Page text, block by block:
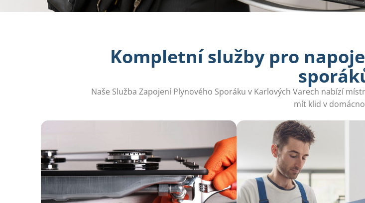
Kompletní služby pro
Naše Služba Zapojení Plynového Sporáku v Karlových Varech nabízí
mít klid v